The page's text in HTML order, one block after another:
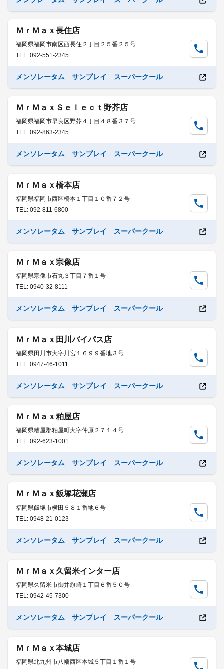
ＭｒＭａｘ長住店
福岡県福岡市南区西長住２丁目２５番２５号
TEL: 092-551-2345
メンソレータム サンプレイ スーパークール
ＭｒＭａｘＳｅｌｅｃｔ野芥店
福岡県福岡市早良区野芥４丁目４８番３７号
TEL: 092-863-2345
メンソレータム サンプレイ スーパークール
ＭｒＭａｘ橋本店
福岡県福岡市西区橋本１丁目１０番７２号
TEL: 092-811-6800
メンソレータム サンプレイ スーパークール
ＭｒＭａｘ宗像店
福岡県宗像市石丸３丁目７番１号
TEL: 0940-32-8111
メンソレータム サンプレイ スーパークール
ＭｒＭａｘ田川バイパス店
福岡県田川市大字川宮１６９９番地３号
TEL: 0947-46-1011
メンソレータム サンプレイ スーパークール
ＭｒＭａｘ粕屋店
福岡県糟屋郡粕屋町大字仲原２７１４号
TEL: 092-623-1001
メンソレータム サンプレイ スーパークール
ＭｒＭａｘ飯塚花瀬店
福岡県飯塚市横田５８１番地６号
TEL: 0948-21-0123
メンソレータム サンプレイ スーパークール
ＭｒＭａｘ久留米インター店
福岡県久留米市御井旗崎１丁目６番５０号
TEL: 0942-45-7300
メンソレータム サンプレイ スーパークール
ＭｒＭａｘ本城店
福岡県北九州市八幡西区本城５丁目１番１号